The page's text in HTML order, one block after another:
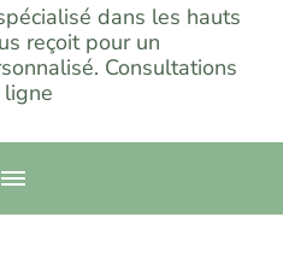
dans les hauts
reçoit pour un
Consultations